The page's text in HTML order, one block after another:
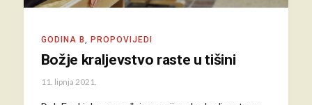
GODINA B PROPOVIJEDI
Božje kraljevstvo raste u tišini
11. lipnja 2021.